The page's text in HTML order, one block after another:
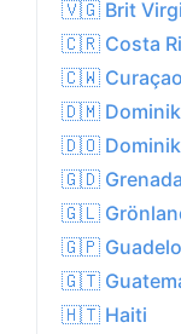
🇻🇬 Brit
🇨🇷 Costa
🇨🇼 Curaçao
🇩🇲
🇩🇴
🇬🇩 Grenada
🇬🇱
🇬🇵
🇬🇹
🇭🇹 Haiti